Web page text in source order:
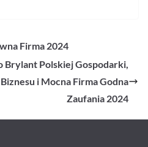
Firma 2024
Brylant Polskiej Gospodarki,
i Mocna Firma Godna
Zaufania 2024